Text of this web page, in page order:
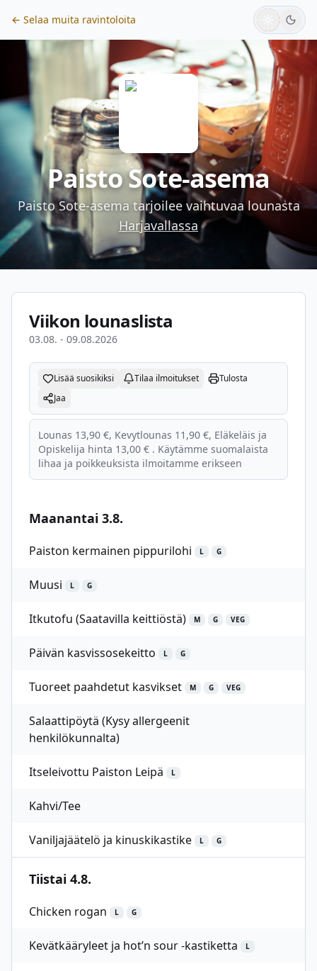
← Selaa muita ravintoloita
Paisto Sote-asema
Paisto Sote-asematarjoilee vaihtuvaa lounasta
Harjavallassa
Viikon lounaslista
03.08. - 09.08.2026
Lisää suosikiksi Tilaa ilmoitukset
Tulosta
Jaa
Lounas 13,90 €, Kevytlounas 11,90 €, Eläkeläis ja
Opiskelija hinta 13,00 € . Käytämme suomalaista
lihaa ja poikkeuksista ilmoitamme erikseen
Maanantai 3.8.
Paiston kermainen pippurilohi L G
Muusi L G
Itkutofu (Saatavilla keittiöstä) M G VEG
Päivän kasvissosekeitto L G
Tuoreet paahdetut kasvikset M G VEG
Salaattipöytä (Kysy allergeenit
henkilökunnalta)
Itseleivottu Paiston Leipä L
Kahvi/Tee
Vaniljajäätelö ja kinuskikastike L G
Tiistai 4.8.
Chicken rogan L G
Kevätkääryleet ja hot’n sour -kastiketta L